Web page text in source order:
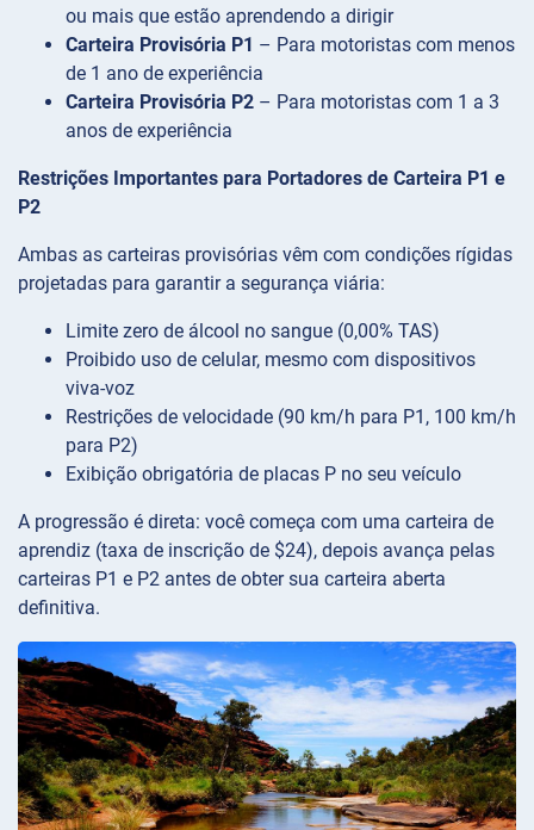
ou mais que estão aprendendo a dirigir
Carteira Provisória P1 – Para motoristas com menos
de 1 ano de experiência
Carteira Provisória P2 – Para motoristas com 1 a 3
anos de experiência
Restrições Importantes para Portadores de Carteira P1 e
P2
Ambas as carteiras provisórias vêm com condições rígidas
projetadas para garantir a segurança viária:
Limite zero de álcool no sangue (0,00% TAS)
Proibido uso de celular, mesmo com dispositivos
viva-voz
Restrições de velocidade (90 km/h para P1, 100 km/h
para P2)
Exibição obrigatória de placas P no seu veículo
A progressão é direta: você começa com uma carteira de
aprendiz (taxa de inscrição de $24), depois avança pelas
carteiras P1 e P2 antes de obter sua carteira aberta
definitiva.